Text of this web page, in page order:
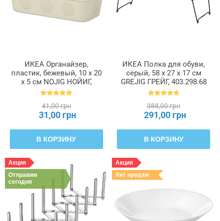
ИКЕА Органайзер,
пластик, бежевый, 10 x 20
x 5 см NOJIG НОЙИГ,
704.574.87
41,00 грн
31,00 грн
В КОРЗИНУ
ИКЕА Полка для обуви,
серый, 58 x 27 x 17 см
GREJIG ГРЕЙГ, 403.298.68
388,00 грн
291,00 грн
В КОРЗИНУ
Акция
Отправим
сегодня
Акция
Хит продаж